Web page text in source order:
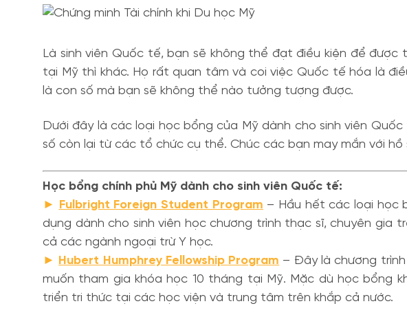
Là sinh viên Quốc tế, bạn sẽ không thể đạt điều kiện để
tại Mỹ thì khác. Họ rất quan tâm và coi việc Quốc tế hóa là
là con số mà bạn sẽ không thể nào tưởng tượng được.
Dưới đây là các loại học bổng của Mỹ dành cho sinh viên
số còn lại từ các tổ chức cụ thể. Chúc các bạn may mắn với hồ
Học bổng chính phủ Mỹ dành cho sinh viên Quốc tế:
► Fulbright Foreign Student Program – Hầu hết các loại học
dụng dành cho sinh viên học chương trình thạc sĩ, chuyên
cả các ngành ngoại trừ Y học.
► Hubert Humphrey Fellowship Program – Đây là chương
muốn tham gia khóa học 10 tháng tại Mỹ. Mặc dù học bổng
triển tri thức tại các học viện và trung tâm trên khắp cả nước.